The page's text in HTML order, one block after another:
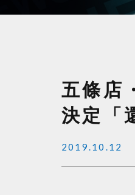
五條店
決定「
2019.10.12